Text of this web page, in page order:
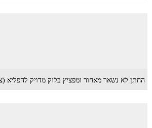
החתן לא נשאר מאחור ומפציץ בלוק מדויק להפליא